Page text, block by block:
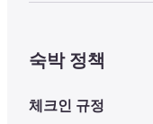
숙박 정책
체크인 규정